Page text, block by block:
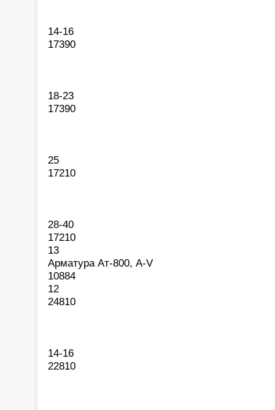
14-16
17390
18-23
17390
25
17210
28-40
17210
13
Арматура Ат-800, A-V
10884
12
24810
14-16
22810